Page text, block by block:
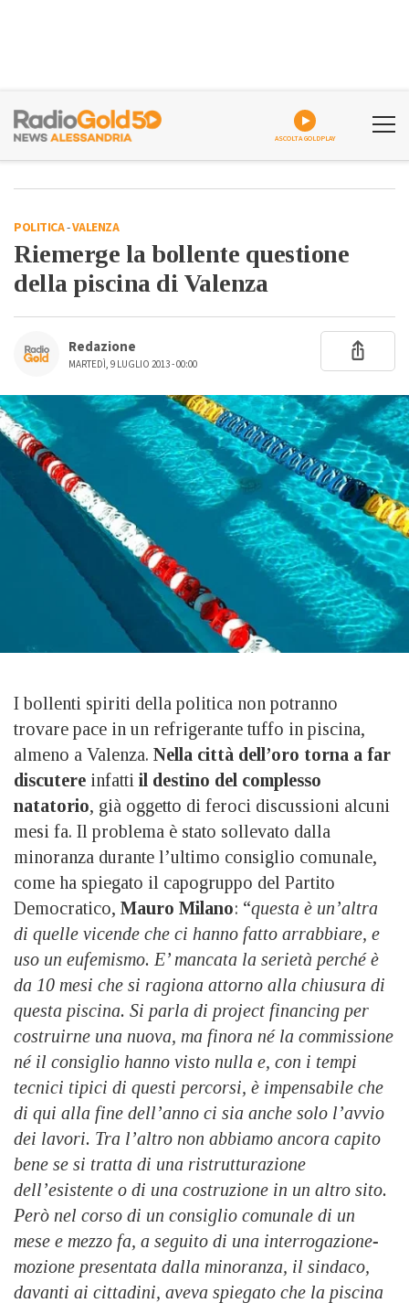
ASCOLTA GOLDPLAY
POLITICA-VALENZA
Riemerge la bollente questione
della piscina di Valenza
Redazione
MARTEDÌ, 9 LUGLIO 2013 - 00:00
I bollenti spiriti della politica non potranno
trovare pace in un refrigerante tuffo in piscina,
almeno a Valenza. Nella città dell’oro torna a far
discutere infatti il destino del complesso
natatorio, già oggetto di feroci discussioni alcuni
mesi fa. Il problema è stato sollevato dalla
minoranza durante l’ultimo consiglio comunale,
come ha spiegato il capogruppo del Partito
Democratico, Mauro Milano: “questa è un’altra
di quelle vicende che ci hanno fatto arrabbiare, e
uso un eufemismo. E’ mancata la serietà perché è
da 10 mesi che si ragiona attorno alla chiusura di
questa piscina. Si parla di project financing per
costruirne una nuova, ma finora né la commissione
né il consiglio hanno visto nulla e, con i tempi
tecnici tipici di questi percorsi, è impensabile che
di qui alla fine dell’anno ci sia anche solo l’avvio
dei lavori. Tra l’altro non abbiamo ancora capito
bene se si tratta di una ristrutturazione
dell’esistente o di una costruzione in un altro sito.
Però nel corso di un consiglio comunale di un
mese e mezzo fa, a seguito di una interrogazione-
mozione presentata dalla minoranza, il sindaco,
davanti ai cittadini, aveva spiegato che la piscina